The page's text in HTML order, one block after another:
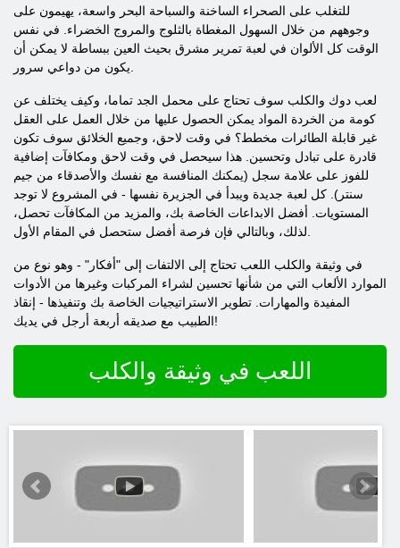
للتغلب على الصحراء الساخنة والسباحة البحر واسعة، يهيمون على
وجوههم من خلال السهول المغطاة بالثلوج والمروج الخضراء. في نفس
الوقت كل الألوان في لعبة تمرير مشرق بحيث العين ببساطة لا يمكن أن
لعب دوك والكلب سوف تحتاج على محمل الجد تماما، وكيف يختلف عن
كومة من الخردة المواد يمكن الحصول عليها من خلال العمل على العقل
غير قابلة الطائرات مخطط؟ في وقت لاحق، وجميع الخلائق سوف تكون
قادرة على تبادل وتحسين. هذا سيحصل في وقت لاحق ومكافآت إضافية
للفوز على علامة سجل (يمكنك المنافسة مع نفسك والأصدقاء من جيم
سنتر). كل لعبة جديدة ويبدأ في الجزيرة نفسها - في المشروع لا توجد
المستويات. أفضل الابداعات الخاصة بك، والمزيد من المكافآت تحصل،
في وثيقة والكلب اللعب تحتاج إلى الالتفات إلى "أفكار" - وهو نوع من
الموارد الألعاب التي من شأنها تحسين لشراء المركبات وغيرها من الأدوات
المفيدة والمهارات. تطوير الاستراتيجيات الخاصة بك وتنفيذها - إنقاذ
الطبيب مع صديقه أربعة أرجل في يديك!
اللعب في وثيقة والكلب